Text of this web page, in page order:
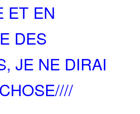
ET EN
DES
JE NE DIRAI